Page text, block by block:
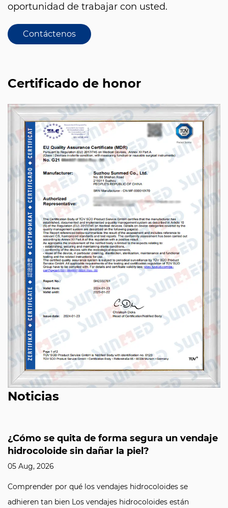
oportunidad de trabajar con usted.
Contáctenos
Certificado de honor
Noticias
¿Cómo se quita de forma segura un vendaje
hidrocoloide sin dañar la piel?
05 Aug, 2026
Comprender por qué los vendajes hidrocoloides se
adhieren tan bien Los vendajes hidrocoloides están